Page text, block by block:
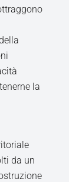
la
da un